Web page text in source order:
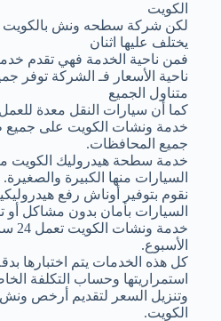
الكويت
لكن شركة سطحه ونش بالكويت
يختلف عليها اثنان
فمن ناحية الخدمة فهي تقدم
ناحية الأسعار فـ الشركة توفر
متناول الجميع
كما أن سيارات النقل معدة للعمل على
خدمة ونشات الكويت على
جميع المحافظات.
خدمة سطحة هيدروليك الكويت
السيارات منها الكبيرة والصغيرة.
نقوم بتوفير أوناش رفع
السيارات بأمان بدون مشاكل أو
الأسبوع.
كل هذه الخدمات يتم اختبارها
استمراريتها وحساب التكلفة
وتنزيل السعر لتقديم أرخص
الكويت.